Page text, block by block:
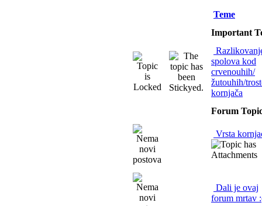
Teme
Important
spolova kod
crvenouhih/
žutouhih/
kornjača
Forum
Vrsta
Dali je ovaj
forum mrtav